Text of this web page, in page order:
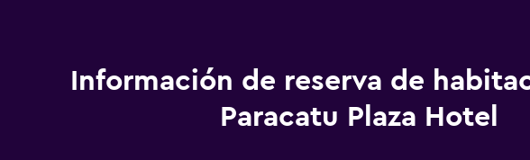
Servicios y facilidades
Salas de conferencia
Centro de negocios
Información de reserva de
Paracatu Plaza Hotel